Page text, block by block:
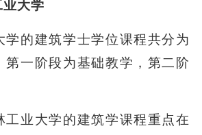
大学
的建筑学士学位课程共分为
第一阶段为基础教学，第二阶
业大学的建筑学课程重点在